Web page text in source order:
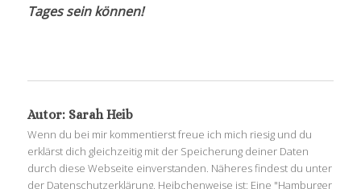
Tages sein können!
Autor: Sarah Heib
Wenn du bei mir kommentierst freue ich mich riesig und du
erklärst dich gleichzeitig mit der Speicherung deiner Daten
durch diese Webseite einverstanden. Näheres findest du unter
der Datenschutzerklärung. Heibchenweise ist: Eine "Hamburger